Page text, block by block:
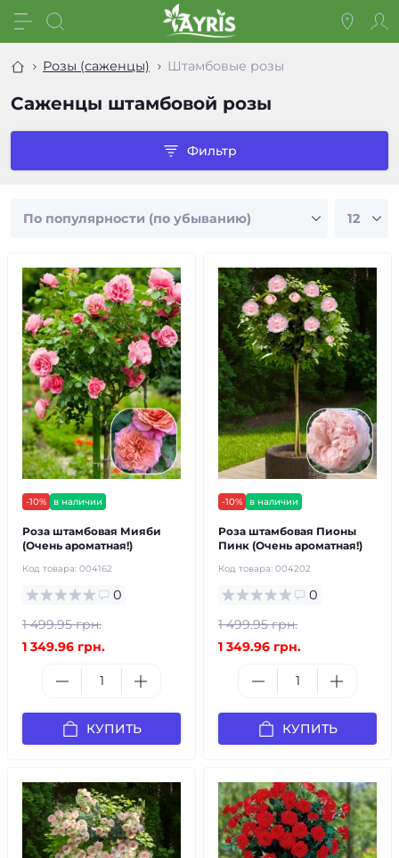
Розы (саженцы) Штамбовые розы
Саженцы штамбовой розы
Фильтр
-10% в наличии
Роза штамбовая Мияби
(Очень ароматная!)
Код товара: 004162
0
1 499.95 грн.
1 349.96 грн.
КУПИТЬ
-10% в наличии
Роза штамбовая Пионы
Пинк (Очень ароматная!)
Код товара: 004202
0
1 499.95 грн.
1 349.96 грн.
КУПИТЬ